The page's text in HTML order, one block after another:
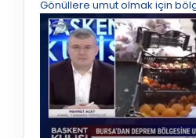
Gönüllere umut olmak için